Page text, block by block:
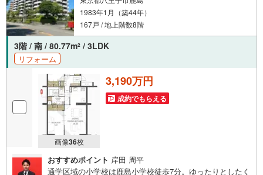
1983年1月（築44年）
167戸 / 地上階数8階
3階 / 南 / 80.77m2 / 3LDK
リフォーム
画像36枚
3,190万円
成約でもらえる
おすすめポイント 岸田 周平
通学区域の小学校は鹿島小学校徒歩7分。ゆったりとしたく